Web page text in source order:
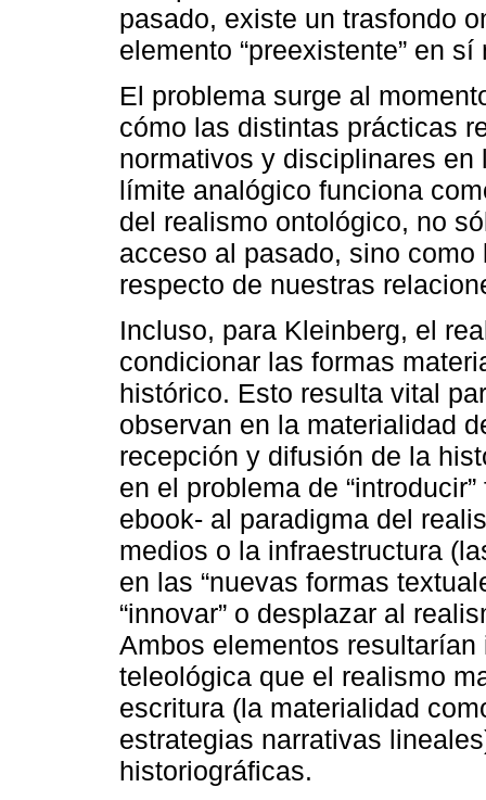
pasado, existe un trasfondo
elemento “preexistente” en sí
El problema surge al
cómo las distintas prácticas
normativos y disciplinares
límite analógico funciona
del realismo ontológico, no
acceso al pasado, sino
respecto de nuestras
Incluso, para Kleinberg, el
condicionar las formas
histórico. Esto resulta vital
observan en la materialidad
recepción y difusión de la
en el problema de
ebook- al paradigma del
medios o la infraestructura
en las “nuevas formas
“innovar” o desplazar al
Ambos elementos
teleológica que el realismo
escritura (la materialidad
estrategias narrativas
historiográficas.